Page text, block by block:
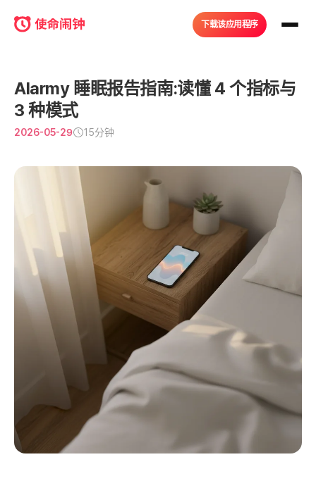
下载该应用程序
Alarmy 睡眠报告指南:读懂 4 个指标与
3 种模式
2026-05-29 15分钟